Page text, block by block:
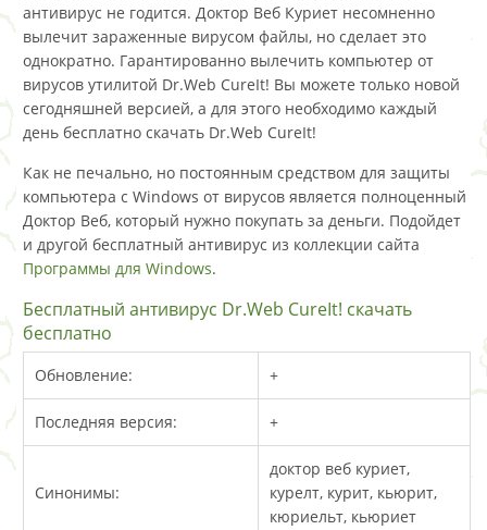
антивирус не годится. Доктор Веб Куриет несомненно
вылечит зараженные вирусом файлы, но сделает это
однократно. Гарантированно вылечить компьютер от
вирусов утилитой Dr.Web CureIt! Вы можете только новой
сегодняшней версией, а для этого необходимо каждый
день бесплатно скачать Dr.Web CureIt!
Как не печально, но постоянным средством для защиты
компьютера с Windows от вирусов является полноценный
Доктор Веб, который нужно покупать за деньги. Подойдет
и другой бесплатный антивирус из коллекции сайта
Программы для Windows.
Бесплатный антивирус Dr.Web CureIt! скачать
бесплатно
Обновление: +
Последняя версия: +
Синонимы:
доктор веб куриет,
курелт, курит, кьюрит,
кюриельт, кьюриет